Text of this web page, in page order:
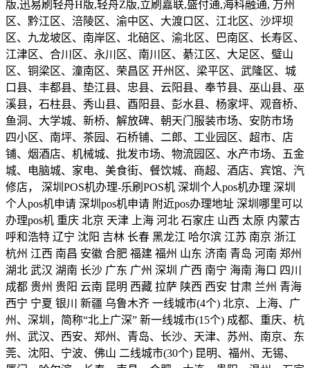
版,迅易刷轻舟H版,轻舟Z版,立刷嘉联,盛付通,海科融通, 万州
区、黔江区、涪陵区、渝中区、大渡口区、江北区、沙坪坝
区、九龙坡区、南岸区、北碚区、渝北区、巴南区、长寿区、
江津区、合川区、永川区、南川区、綦江区、大足区、璧山
区、铜梁区、潼南区、荣昌区 开州区、梁平区、武隆区、城
口县、丰都县、垫江县、忠县、云阳县、奉节县、巫山县、巫
溪县，石柱县、秀山县、酉阳县、彭水县、杨家坪、观音桥、
鱼洞、大学城、新桥、解放碑、朝天门服装市场、安防市场
四小区、南坪、茶园、石桥铺、二郎、工业园区、超市、店
铺、烟酒店、机械城、批发市场、物流园区、水产市场、五金
城、电脑城、家电、美食街、餐饮城、商超、酒店、宾馆、汽
修店， 深圳POS机办理-乐刷POS机 深圳个人pos机办理 深圳
个人pos机申请 深圳pos机申请 附近pos办理地址 深圳哪里可以
办理pos机 重庆 北京 天津 上海 河北 石家庄 山西 太原 内蒙古
呼和浩特 辽宁 沈阳 吉林 长春 黑龙江 哈尔滨 江苏 南京 浙江
杭州 江西 南昌 安徽 合肥 福建 福州 山东 济南 青岛 河南 郑州
湖北 武汉 湖南 长沙 广东 广州 深圳 广西 南宁 海南 海口 四川
成都 贵州 贵阳 云南 昆明 西藏 拉萨 陕西 西安 甘肃 兰州 青海
西宁 宁夏 银川 新疆 乌鲁木齐 一线城市(4个) 北京、上海、广
州、深圳，简称“北上广深” 新一线城市(15个) 成都、重庆、杭
州、武汉、西安、郑州、青岛、长沙、天津、苏州、南京、东
莞、沈阳、宁波、佛山 二线城市(30个) 昆明、福州、无锡、